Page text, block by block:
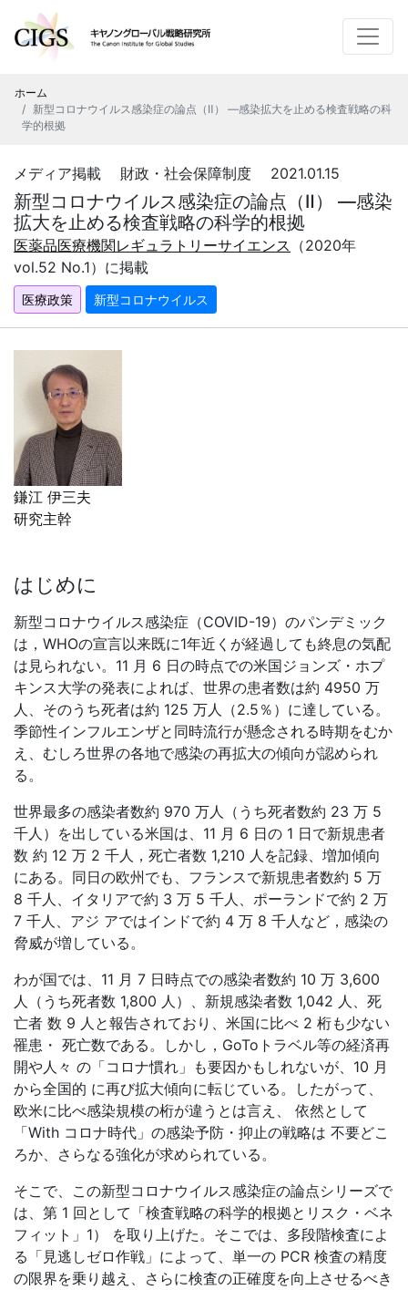
ホーム
新型コロナウイルス感染症の論点（Ⅱ） ―感染拡大を止める検査戦略の科
学的根拠
メディア掲載 財政・社会保障制度 2021.01.15
新型コロナウイルス感染症の論点（Ⅱ） ―感染
拡大を止める検査戦略の科学的根拠
医薬品医療機関レギュラトリーサイエンス （2020年
vol.52 No.1）に掲載
医療政策 新型コロナウイルス
鎌江 伊三夫
研究主幹
はじめに
新型コロナウイルス感染症（COVID-19）のパンデミック
は， WHOの宣言以来既に1年近くが経過しても終息の気配
は見られない。 11 月 6 日の時点での米国ジョンズ・ホプ
キンス大学の発表によれば、世界の患者数は約 4950 万
人、そのうち死者は約 125 万人（2.5 ％）に達している。
季節性インフルエンザと同時流行が懸念される時期をむか
え、むしろ世界の各地で感染の再拡大の傾向が認められ
る。
世界最多の感染者数約 970 万人（うち死者数約 23 万 5
千人）を出している米国は、 11 月 6 日の 1 日で新規患者
数 約 12 万 2 千人，死亡者数 1,210 人を記録、増加傾向
にある。同日の欧州でも、フランスで新規患者数約 5 万
8 千人、イタリアで約 3 万 5 千人、ポーランドで約 2 万
7 千人、アジ アではインドで約 4 万 8 千人など，感染の
脅威が増している。
わが国では、 11 月 7 日時点での感染者数約 10 万 3,600
人（うち死者数 1,800 人）、新規感染者数 1,042 人、死
亡者 数 9 人と報告されており、米国に比べ 2 桁も少ない
罹患・ 死亡数である。しかし， GoTo トラベル等の経済再
開や人々 の「コロナ慣れ」も要因かもしれないが、 10 月
から全国的 に再び拡大傾向に転じている。したがって、
欧米に比べ感染規模の桁が違うとは言え、 依然として
「With コロナ時代」の感染予防・抑止の戦略は 不要どこ
ろか、さらなる強化が求められている。
そこで、この新型コロナウイルス感染症の論点シリーズで
は、第 1 回として「検査戦略の科学的根拠とリスク・ベネ
フィット」 1） を取り上げた。そこでは、多段階検査によ
る「見逃しゼロ作戦」によって、単一の PCR 検査の精度
の限界を乗り越え、さらに検査の正確度を向上させるべき